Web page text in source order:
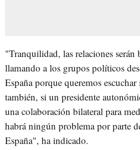
"Tranquilidad, las relaciones serán
llamando a los grupos políticos
España porque queremos escuchar
también, si un presidente
una colaboración bilateral para
habrá ningún problema por parte
España", ha indicado.